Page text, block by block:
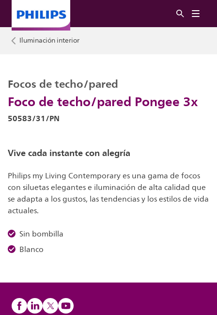
Iluminación interior
Foco de techo/pared Pongee 3x
Focos de techo/pared
50583/31/PN
Vive cada instante con alegría
Philips my Living Contemporary es una gama de focos
con siluetas elegantes e iluminación de alta calidad que
se adapta a los gustos, las tendencias y los estilos de vida
actuales.
Sin bombilla
Blanco